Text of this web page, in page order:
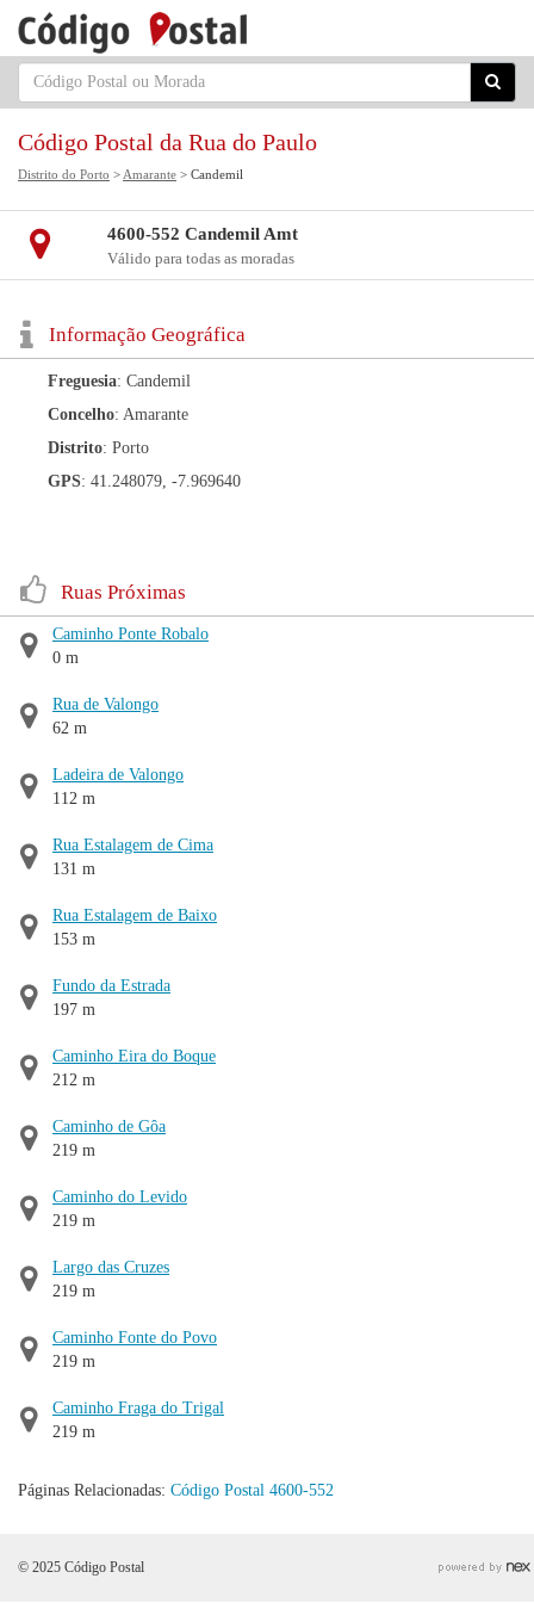
Código Postal da Rua do Paulo
Distrito do Porto > Amarante > Candemil
4600-552 Candemil Amt
Válido para todas as moradas
Informação Geográfica
Freguesia: Candemil
Concelho: Amarante
Distrito: Porto
GPS: 41.248079, -7.969640
Ruas Próximas
Caminho Ponte Robalo
0 m
Rua de Valongo
62 m
Ladeira de Valongo
112 m
Rua Estalagem de Cima
131 m
Rua Estalagem de Baixo
153 m
Fundo da Estrada
197 m
Caminho Eira do Boque
212 m
Caminho de Gôa
219 m
Caminho do Levido
219 m
Largo das Cruzes
219 m
Caminho Fonte do Povo
219 m
Caminho Fraga do Trigal
219 m
Páginas Relacionadas: Código Postal 4600-552
© 2025 Código Postal